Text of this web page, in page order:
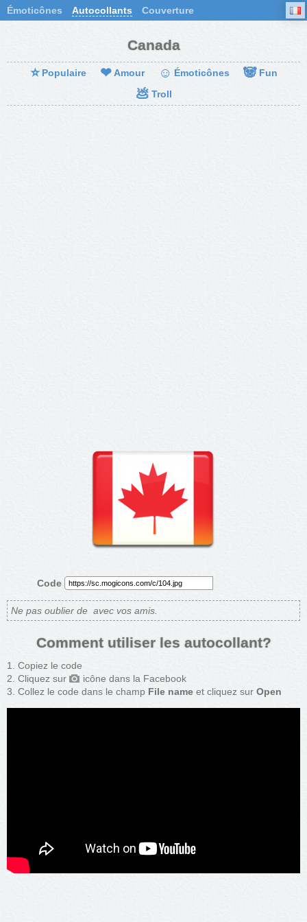
Émoticônes Autocollants Couverture
Canada
⭐ Populaire ❤ Amour ☺ Émoticônes 🐼 Fun
💩 Troll
Code
Ne pas oublier de avec vos amis.
Comment utiliser les autocollant?
Copiez le code
Cliquez sur
icône dans la Facebook
Collez le code dans le champ File name et cliquez sur Open